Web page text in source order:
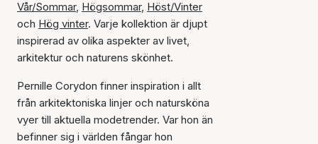
Vår/Sommar, Högsommar, Höst/Vinter
och Hög vinter. Varje kollektion är djupt
inspirerad av olika aspekter av livet,
arkitektur och naturens skönhet.
Pernille Corydon finner inspiration i allt
från arkitektoniska linjer och natursköna
vyer till aktuella modetrender. Var hon än
befinner sig i världen fångar hon